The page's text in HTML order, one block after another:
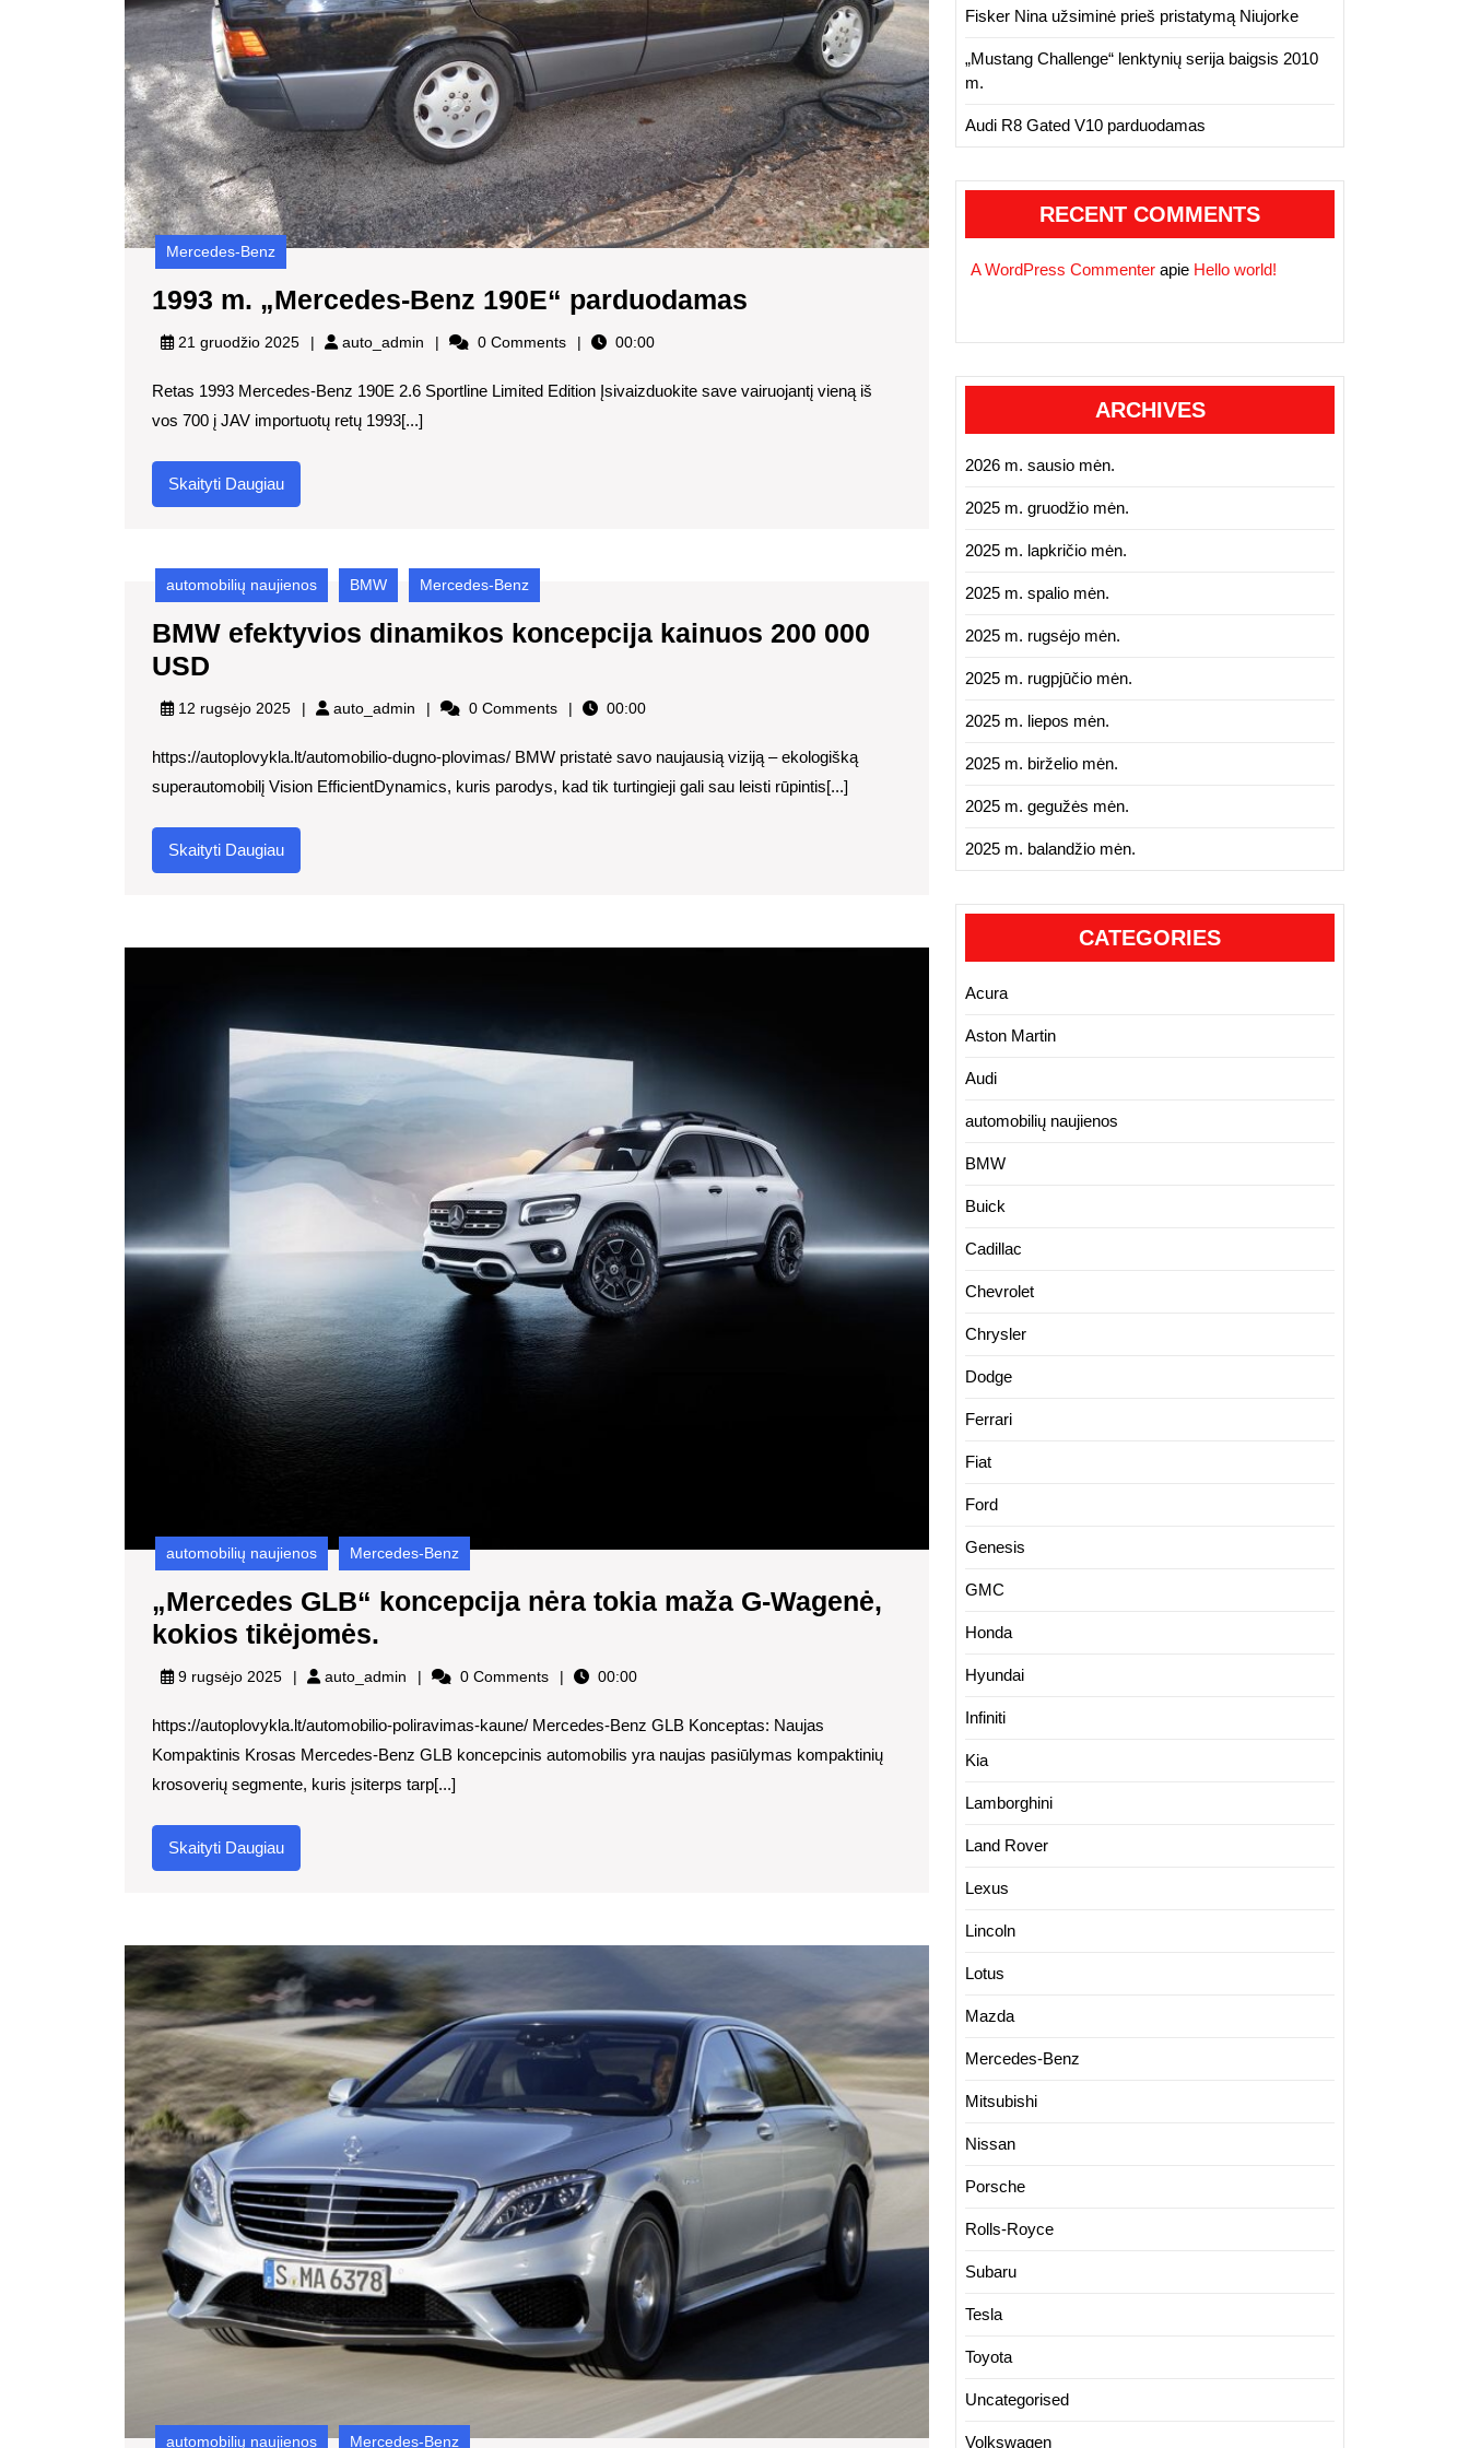
Mercedes-Benz
1993 m. „Mercedes-Benz 190E“ parduodamas
Benz
21 gruodžio 2025 auto_admin auto_admin0 Comments 00:00
Retas 1993 Mercedes-Benz 190E 2.6 Sportline Limited Edition Įsivaizduokite save vairuojantį vieną iš
vos 700 į JAV importuotų retų 1993[...]
Skaityti DaugiauSkaityti
Daugiau
automobilių naujienos BMW Mercedes-Benz
BMW efektyvios dinamikos koncepcija kainuos 200 000
USD
efektyvios
koncepcija
kainuos
200
000
12 rugsėjo 2025 auto_admin auto_admin0 Comments 00:00
https://autoplovykla.lt/automobilio-dugno-plovimas/ BMW pristatė savo naujausią viziją – ekologišką
superautomobilį Vision EfficientDynamics, kuris parodys, kad tik turtingieji gali sau leisti rūpintis[...]
Skaityti DaugiauSkaityti
Daugiau
„Mercedes
maža
Wagenė,
tikėjomės.
automobilių naujienos Mercedes-Benz
„Mercedes GLB“ koncepcija nėra tokia maža G-Wagenė,
kokios tikėjomės.
GLB“
nėra
tokia
maža
9 rugsėjo 2025 auto_admin auto_admin0 Comments 00:00
https://autoplovykla.lt/automobilio-poliravimas-kaune/ Mercedes-Benz GLB Konceptas: Naujas
Kompaktinis Krosas Mercedes-Benz GLB koncepcinis automobilis yra naujas pasiūlymas kompaktinių
krosoverių segmente, kuris įsiterps tarp[...]
Skaityti DaugiauSkaityti
Daugiau
AMG
4Matic“
su
AG
„Luxo-
Bruiser“
automobilių naujienos Mercedes-Benz
Fisker Nina užsiminė prieš pristatymą Niujorke
„Mustang Challenge“ lenktynių serija baigsis 2010
m.
Audi R8 Gated V10 parduodamas
RECENT COMMENTS
A WordPress Commenter apie Hello world!
ARCHIVES
2026 m. sausio mėn.
2025 m. gruodžio mėn.
2025 m. lapkričio mėn.
2025 m. spalio mėn.
2025 m. rugsėjo mėn.
2025 m. rugpjūčio mėn.
2025 m. liepos mėn.
2025 m. birželio mėn.
2025 m. gegužės mėn.
2025 m. balandžio mėn.
CATEGORIES
Acura
Aston Martin
Audi
automobilių naujienos
BMW
Buick
Cadillac
Chevrolet
Chrysler
Dodge
Ferrari
Fiat
Ford
Genesis
GMC
Honda
Hyundai
Infiniti
Kia
Lamborghini
Land Rover
Lexus
Lincoln
Lotus
Mazda
Mercedes-Benz
Mitsubishi
Nissan
Porsche
Rolls-Royce
Subaru
Tesla
Toyota
Uncategorised
Volkswagen